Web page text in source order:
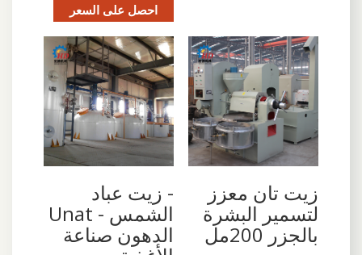
احصل على السعر
زيت تان معزز
لتسمير البشرة
بالجزر 200مل
- زيت عباد
الشمس - Unat
الدهون صناعة